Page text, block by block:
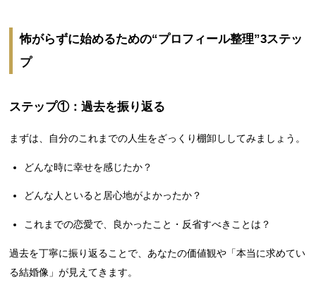
怖がらずに始めるための“プロフィール整理”3ステッ
プ
ステップ①：過去を振り返る
まずは、自分のこれまでの人生をざっくり棚卸ししてみましょう。
どんな時に幸せを感じたか？
どんな人といると居心地がよかったか？
これまでの恋愛で、良かったこと・反省すべきことは？
過去を丁寧に振り返ることで、あなたの価値観や「本当に求めてい
る結婚像」が見えてきます。